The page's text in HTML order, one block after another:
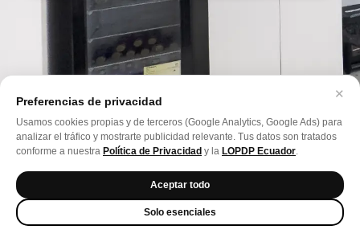
✕
Preferencias de privacidad
Usamos cookies propias y de terceros (Google Analytics, Google Ads) para
analizar el tráfico y mostrarte publicidad relevante. Tus datos son tratados
conforme a nuestra Política de Privacidad y la LOPDP Ecuador.
Aceptar todo
Solo esenciales